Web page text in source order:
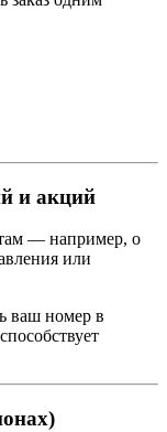
и акций
— например, о
или
ваш номер в